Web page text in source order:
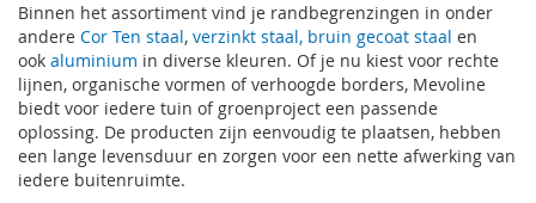
Binnen het assortiment vind je randbegrenzingen in onder
andere Cor Ten staal, verzinkt staal, bruin gecoat staal en
ook aluminium in diverse kleuren. Of je nu kiest voor rechte
lijnen, organische vormen of verhoogde borders, Mevoline
biedt voor iedere tuin of groenproject een passende
oplossing. De producten zijn eenvoudig te plaatsen, hebben
een lange levensduur en zorgen voor een nette afwerking van
iedere buitenruimte.